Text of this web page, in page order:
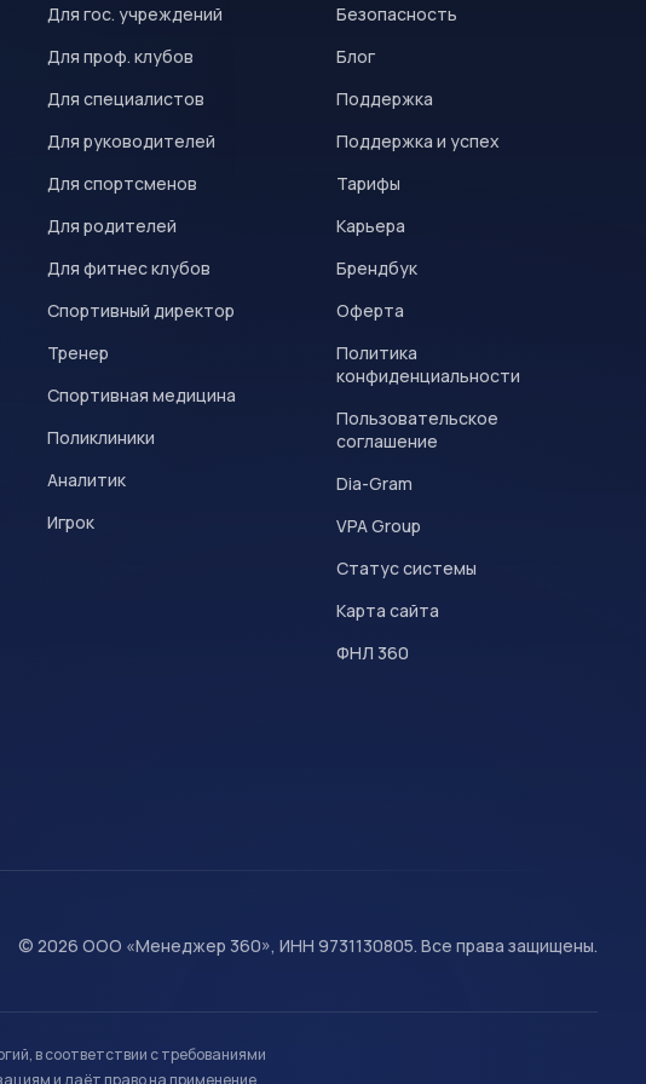
Для гос. учреждений
Для проф. клубов
Для специалистов
Для руководителей
Для спортсменов
Для родителей
Для фитнес клубов
Спортивный директор
Тренер
Спортивная медицина
Поликлиники
Аналитик
Игрок
Безопасность
Блог
Поддержка
Поддержка и успех
Тарифы
Карьера
Брендбук
Оферта
Политика
конфиденциальности
Пользовательское
соглашение
Dia-Gram
VPA Group
Статус системы
Карта сайта
ФНЛ 360
© 2026 ООО «Менеджер 360», ИНН 9731130805. Все права защищены.
в соответствии с требованиями
и даёт право на применение